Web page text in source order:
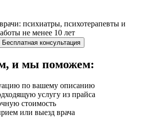
психиатры, психотерапевты и
не менее 10 лет
Бесплатная консультация
и мы поможем:
по вашему описанию
услугу из прайса
стоимость
или выезд врача